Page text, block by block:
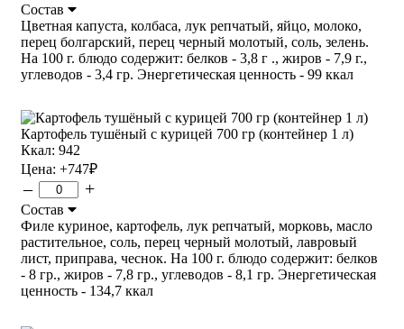
Состав
Цветная капуста, колбаса, лук репчатый, яйцо, молоко,
перец болгарский, перец черный молотый, соль, зелень.
На 100 г. блюдо содержит: белков - 3,8 г ., жиров - 7,9 г.,
углеводов - 3,4 гр. Энергетическая ценность - 99 ккал
Картофель тушёный с курицей 700 гр (контейнер 1 л)
Ккал: 942
Цена: +747₽
– +
Состав
Филе куриное, картофель, лук репчатый, морковь, масло
растительное, соль, перец черный молотый, лавровый
лист, приправа, чеснок. На 100 г. блюдо содержит: белков
- 8 гр., жиров - 7,8 гр., углеводов - 8,1 гр. Энергетическая
ценность - 134,7 ккал